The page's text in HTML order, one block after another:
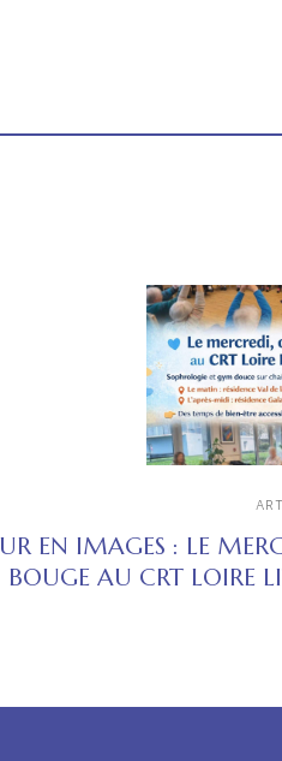
EN IMAGES : LE
BOUGE AU CRT LOIRE